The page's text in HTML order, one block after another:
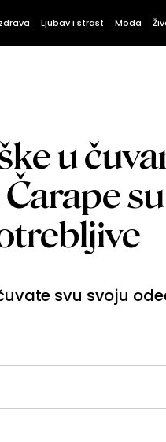
Ljubav i strast Moda
u
svu svoju